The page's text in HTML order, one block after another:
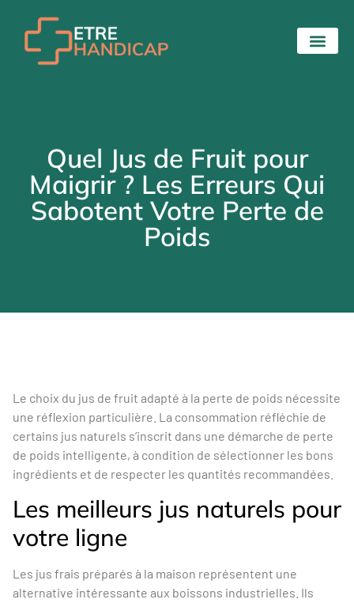
Quel Jus de Fruit pour
Maigrir ? Les Erreurs Qui
Sabotent Votre Perte de
Poids
Le choix du jus de fruit adapté à la perte de poids nécessite
une réflexion particulière. La consommation réfléchie de
certains jus naturels s’inscrit dans une démarche de perte
de poids intelligente, à condition de sélectionner les bons
ingrédients et de respecter les quantités recommandées.
Les meilleurs jus naturels pour
votre ligne
Les jus frais préparés à la maison représentent une
alternative intéressante aux boissons industrielles. Ils